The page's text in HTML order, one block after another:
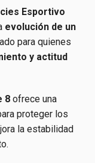
Esportivo
evolución de un
para quienes
y actitud
8 ofrece una
proteger los
la estabilidad